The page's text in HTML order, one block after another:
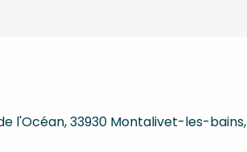
l'Océan, 33930 Montalivet-les-bains,